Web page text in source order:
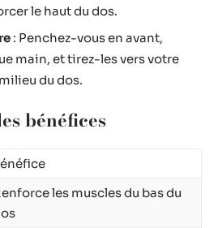
le haut du dos.
: Penchez-vous en avant,
main, et tirez-les vers votre
du dos.
bénéfices
les muscles du bas du